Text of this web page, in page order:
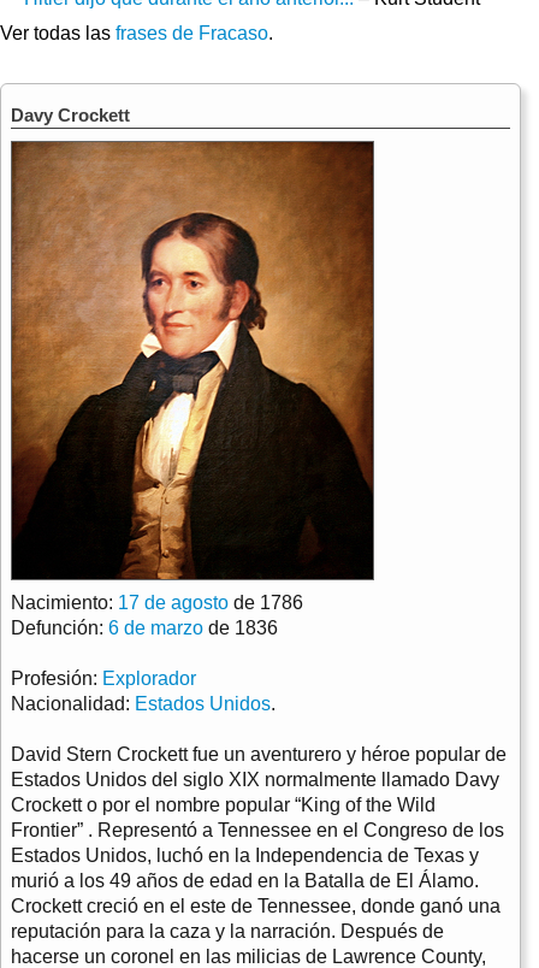
Ver todas las frases de Fracaso.
Davy Crockett
Nacimiento: 17 de agosto de 1786
Defunción: 6 de marzo de 1836
Profesión: Explorador
Nacionalidad: Estados Unidos.
David Stern Crockett fue un aventurero y héroe popular de
Estados Unidos del siglo XIX normalmente llamado Davy
Crockett o por el nombre popular “King of the Wild
Frontier” . Representó a Tennessee en el Congreso de los
Estados Unidos, luchó en la Independencia de Texas y
murió a los 49 años de edad en la Batalla de El Álamo.
Crockett creció en el este de Tennessee, donde ganó una
reputación para la caza y la narración. Después de
hacerse un coronel en las milicias de Lawrence County,